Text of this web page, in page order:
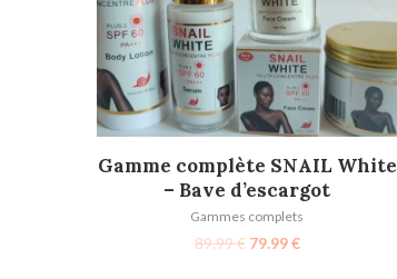
AJOUTER AU PANIER
Gamme complète SNAIL White
– Bave d’escargot
Gammes complets
89.99€ 79.99€